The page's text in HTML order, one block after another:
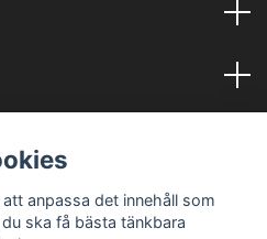
anpassa det innehåll som
ska få bästa tänkbara